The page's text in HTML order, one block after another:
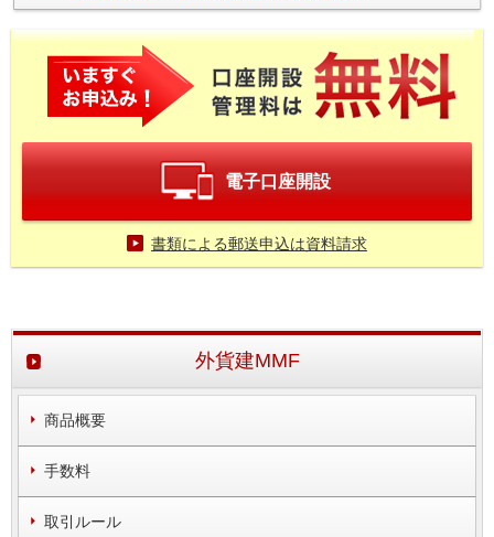
電子口座開設
書類による郵送申込は資料請求
外貨建MMF
商品概要
手数料
取引ルール